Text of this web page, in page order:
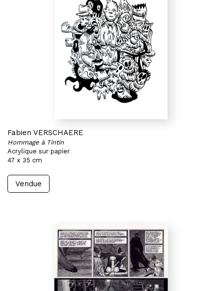
Fabien VERSCHAERE
Hommage à Tintin
Acrylique sur papier
47 x 35 cm
Vendue